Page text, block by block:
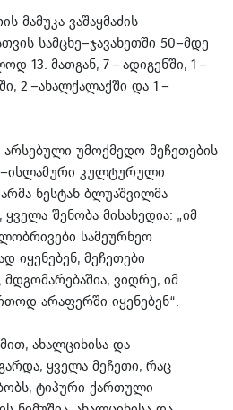
მამუკა ვაშაყმაძის
სამცხე–ჯავახეთში 50–მდე
13. მათგან, 7 – ადიგენში, 1 –
2 –ახალქალაქში და 1 –
უმოქმედო მეჩეთების
კულტურული
ნესტან ბლუაშვილმა
შენობა მისახედია: „იმ
სამეურნეო
იყენებენ, მეჩეთები
ვიდრე, იმ
არაფერში იყენებენ“.
ახალციხისა და
ყველა მეჩეთი, რაც
ტიპური ქართული